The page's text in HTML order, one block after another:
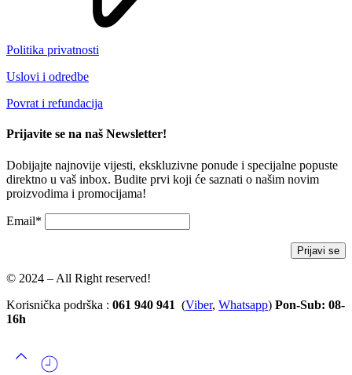
Politika privatnosti
Uslovi i odredbe
Povrat i refundacija
Prijavite se na naš Newsletter!
Dobijajte najnovije vijesti, ekskluzivne ponude i specijalne popuste
direktno u vaš inbox. Budite prvi koji će saznati o našim novim
proizvodima i promocijama!
Email*
© 2024 – All Right reserved!
Korisnička podrška : 061 940 941 (Viber, Whatsapp) Pon-Sub: 08-
16h